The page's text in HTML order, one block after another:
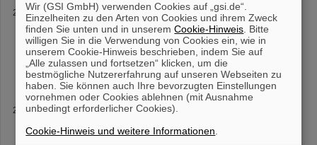
Publikationen
. Chronologische Auflistung der Publikationen von Plasma Physik
und PHELIX: 2024 , 2023 , 2022 ,2021, 2020 , 2019 , 2018 ,
2017 , 2016 , 2015 , 2014 , 2013 , 2012 , 2011 , 2010 , 2009 ,
2008 , 2007
LIGHT
Strahlen, während wir 2019 versuchten, den Protonenstrahl
zeitlich zu komprimieren. In den Jahren2021und 2022 lag der
Wir (GSI GmbH) verwenden Cookies auf „gsi.de“.
Einzelheiten zu den Arten von Cookies und ihrem Zweck
finden Sie unten und in unseremCookie-Hinweis . Bitte
willigen Sie in die Verwendung von Cookies ein, wie in
unserem Cookie-Hinweis beschrieben, indem Sie auf
„Alle zulassen und fortsetzen“ klicken, um die
bestmögliche Nutzererfahrung auf unseren Webseiten zu
haben. Sie können auch Ihre bevorzugten Einstellungen
vornehmen oder Cookies ablehnen (mit Ausnahme
unbedingt erforderlicher Cookies).
Cookie-Hinweis und weitere Informationen